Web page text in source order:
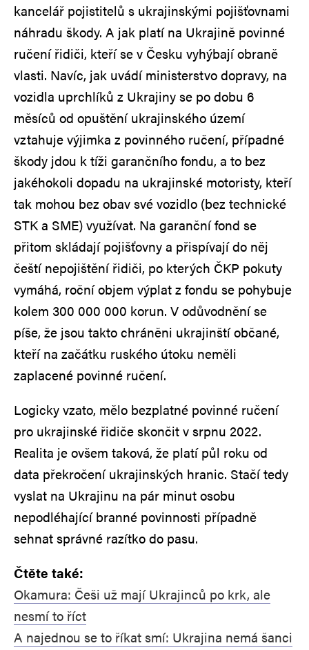
kancelář pojistitelů s ukrajinskými pojišťovnami
náhradu škody. A jak platí na Ukrajině povinné
ručení řidiči, kteří se v Česku vyhýbají obraně
vlasti. Navíc, jak uvádí ministerstvo dopravy, na
vozidla uprchlíků z Ukrajiny se po dobu 6
měsíců od opuštění ukrajinského území
vztahuje výjimka z povinného ručení, případné
škody jdou k tíži garančního fondu, a to bez
jakéhokoli dopadu na ukrajinské motoristy, kteří
tak mohou bez obav své vozidlo (bez technické
STK a SME) využívat. Na garanční fond se
přitom skládají pojišťovny a přispívají do něj
čeští nepojištění řidiči, po kterých ČKP pokuty
vymáhá, roční objem výplat z fondu se pohybuje
kolem 300 000 000 korun. V odůvodnění se
píše, že jsou takto chráněni ukrajinští občané,
kteří na začátku ruského útoku neměli
zaplacené povinné ručení.
Logicky vzato, mělo bezplatné povinné ručení
pro ukrajinské řidiče skončit v srpnu 2022.
Realita je ovšem taková, že platí půl roku od
data překročení ukrajinských hranic. Stačí tedy
vyslat na Ukrajinu na pár minut osobu
nepodléhající branné povinnosti případně
sehnat správné razítko do pasu.
Čtěte také:
Okamura: Češi už mají Ukrajinců po krk, ale
nesmí to říct
A najednou se to říkat smí: Ukrajina nemá šanci